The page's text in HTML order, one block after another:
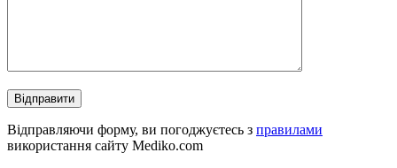
Відправляючи форму, ви погоджуєтесь з правилами
використання сайту Mediko.com